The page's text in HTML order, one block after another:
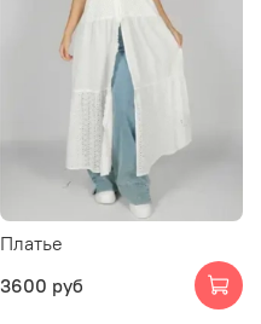
Платье
3600 руб